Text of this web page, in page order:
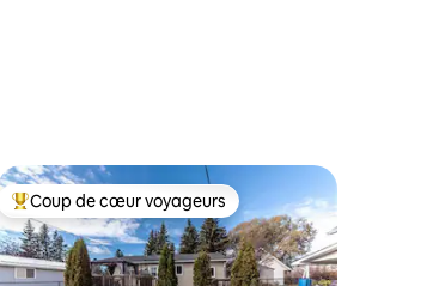
Coups de cœur voyageurs les plus appréciés
Coup de cœur voyageurs